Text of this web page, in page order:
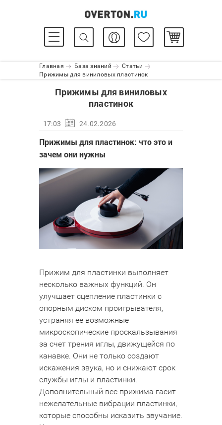
Главная База знаний
Статьи
Прижимы для виниловых пластинок
Прижимы для виниловых
пластинок
17:03 24.02.2026
Прижимы для пластинок: что это и
зачем они нужны
Прижим для пластинки выполняет
несколько важных функций. Он
улучшает сцепление пластинки с
опорным диском проигрывателя,
устраняя ее возможные
микроскопические проскальзывания
за счет трения иглы, движущейся по
канавке. Они не только создают
искажения звука, но и снижают срок
службы иглы и пластинки.
Дополнительный вес прижима гасит
нежелательные вибрации пластинки,
которые способны исказить звучание.